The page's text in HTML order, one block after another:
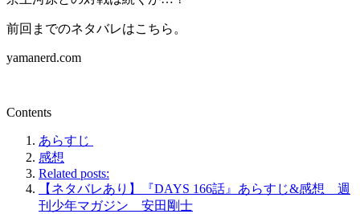
前回までのネタバレはこちら。
yamanerd.com
Contents
あらすじ
感想
Related posts:
【ネタバレあり】『DAYS 166話』あらすじ&感想 週
刊少年マガジン 安田剛士